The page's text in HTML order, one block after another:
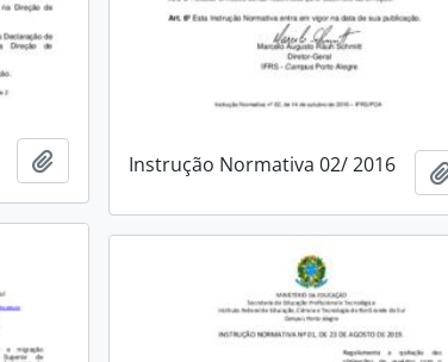
Adicionar a área de transferência
Instrução Normativa 02/ 2016